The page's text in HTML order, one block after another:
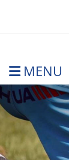
MENU